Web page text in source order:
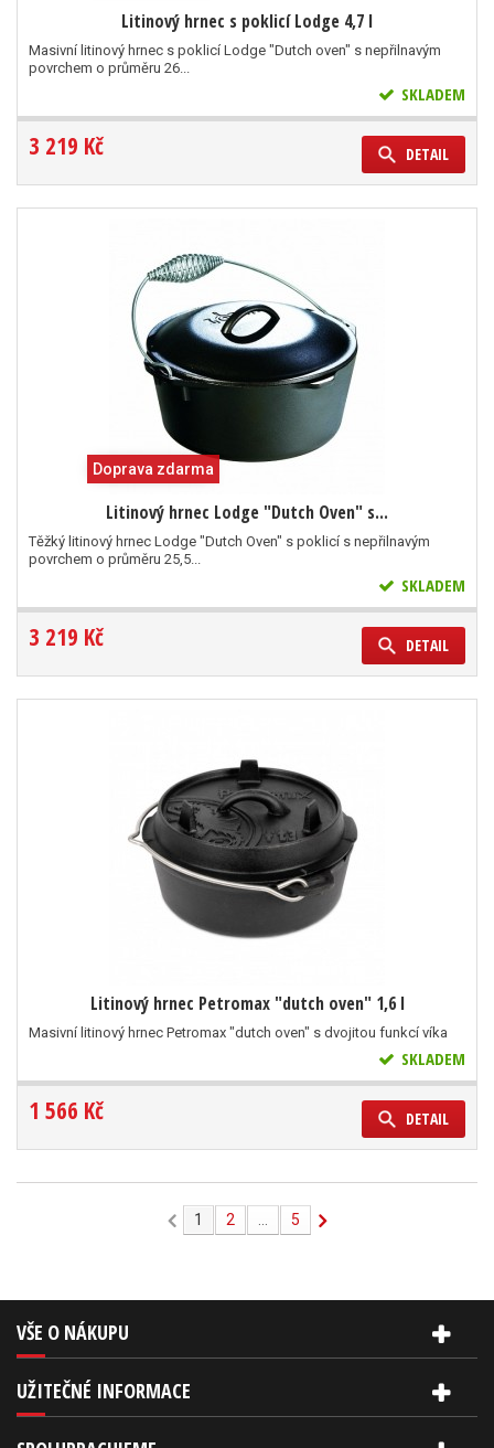
Litinový hrnec s poklicí Lodge 4,7 l
Masivní litinový hrnec s poklicí Lodge "Dutch oven" s nepřilnavým
povrchem o průměru 26...
SKLADEM
3 219 Kč DETAIL
Doprava zdarma
Litinový hrnec Lodge "Dutch Oven" s...
Těžký litinový hrnec Lodge "Dutch Oven" s poklicí s nepřilnavým
povrchem o průměru 25,5...
SKLADEM
3 219 Kč DETAIL
Litinový hrnec Petromax "dutch oven" 1,6 l
Masivní litinový hrnec Petromax "dutch oven" s dvojitou funkcí víka
SKLADEM
1 566 Kč DETAIL
1 2 5
VŠE O NÁKUPU
UŽITEČNÉ INFORMACE